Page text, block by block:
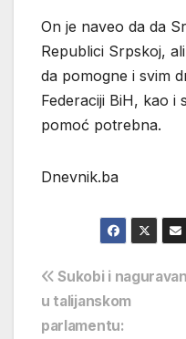
On je naveo da da
Republici Srpskoj,
da pomogne i svim
Federaciji BiH, kao i
pomoć potrebna.
Dnevnik.ba
Navigacija
objava
Sukobi i
u talijanskom
parlamentu: